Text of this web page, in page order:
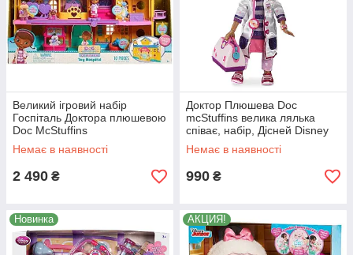
Великий ігровий набір
Госпіталь Доктора плюшевою
Doc McStuffins
Немає в наявності
2 490 ₴
Доктор Плюшева Doc
mcStuffins велика лялька
співає, набір, Дісней Disney
Немає в наявності
990 ₴
Новинка АКЦИЯ!